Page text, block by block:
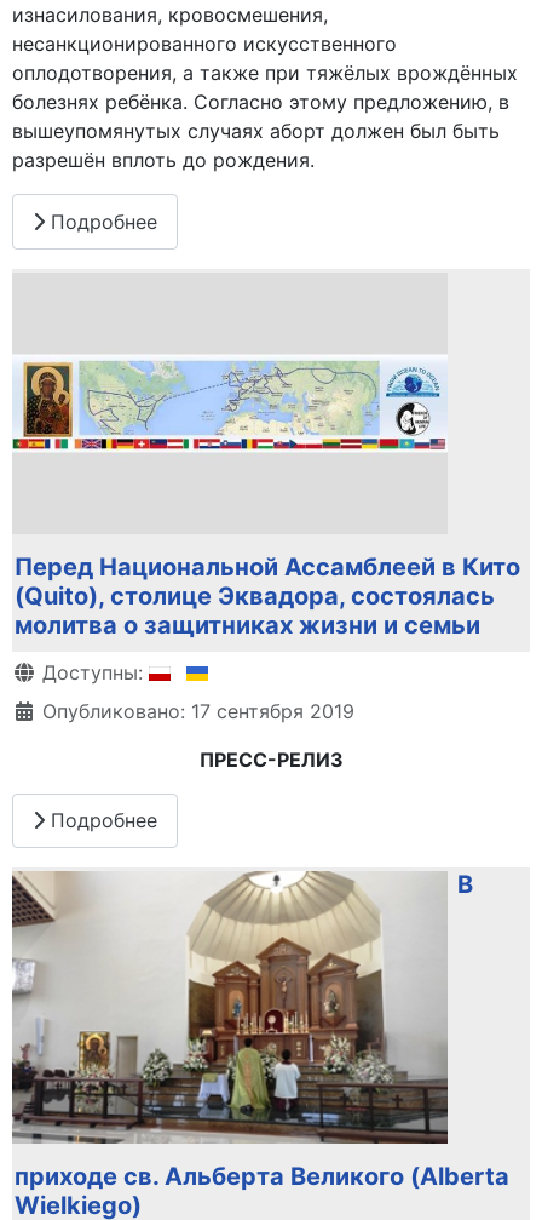
изнасилования, кровосмешения,
несанкционированного искусственного
оплодотворения, а также при тяжёлых врождённых
болезнях ребёнка. Согласно этому предложению, в
вышеупомянутых случаях аборт должен был быть
разрешён вплоть до рождения.
Подробнее
Перед Национальной Ассамблеей в Кито
(Quito), столице Эквадора, состоялась
молитва о защитниках жизни и семьи
Информация о материале
Доступны:
Опубликовано: 17 сентября 2019
ПРЕСС-РЕЛИЗ
Подробнее
В
приходе св. Альберта Великого (Alberta
Wielkiego)